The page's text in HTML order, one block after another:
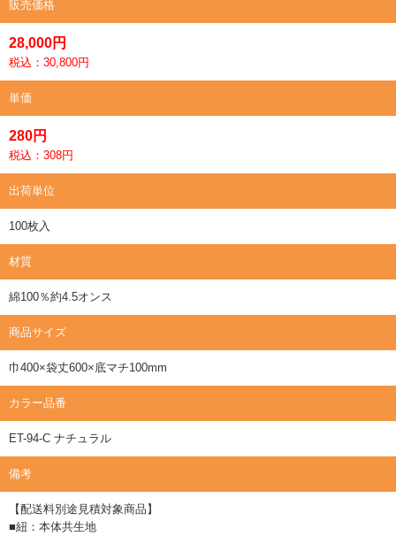
販売価格
28,000円
税込：30,800円
単価
280円
税込：308円
出荷単位
100枚入
材質
綿100％約4.5オンス
商品サイズ
巾400×袋丈600×底マチ100mm
カラー品番
ET-94-C ナチュラル
備考
【配送料別途見積対象商品】
■紐：本体共生地